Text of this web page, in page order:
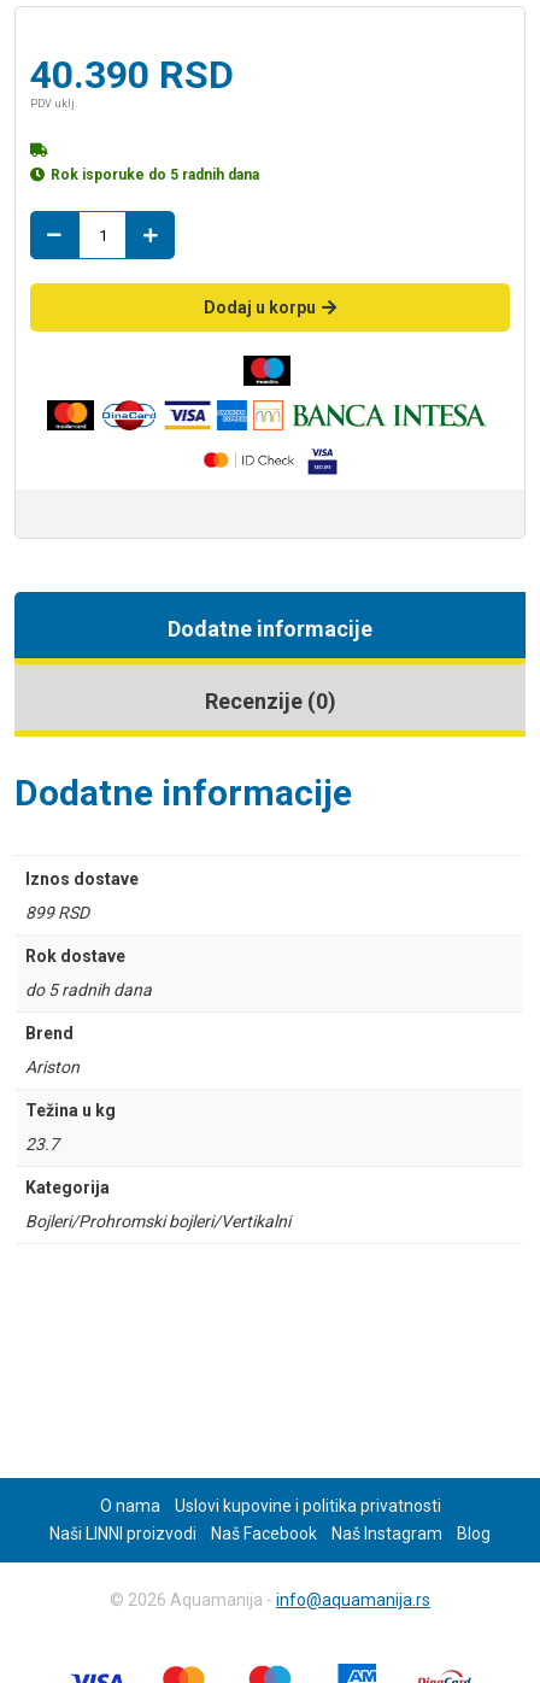
40.390 RSD
PDV uklj.
Rok isporuke do 5 radnih dana
50L
VLS
WIFI
Dodaj u korpu
Dodatne informacije
Recenzije (0)
Dodatne informacije
Iznos dostave
899 RSD
Rok dostave
do 5 radnih dana
Brend
Ariston
Težina u kg
23.7
Kategorija
Bojleri/Prohromski bojleri/Vertikalni
O nama
Uslovi kupovine i politika privatnosti
Naši LINNI proizvodi
Naš Facebook Naš Instagram Blog
© 2026 Aquamanija - info@aquamanija.rs